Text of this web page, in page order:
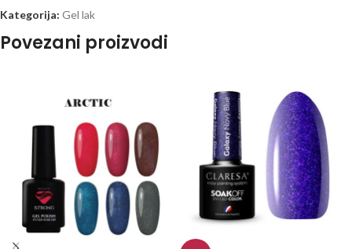
Kategorija: Gel lak
Povezani proizvodi